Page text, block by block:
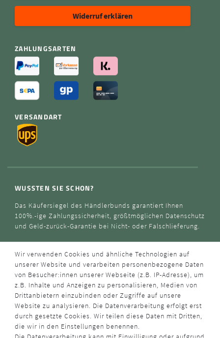
Widerruf erklären
ZAHLUNGSARTEN
VERSANDART
WUSSTEN SIE SCHON?
Das Käufersiegel des Händlerbunds garantiert Ihnen
100%.-ige Zahlungssicherheit, größtmöglichen Datenschutz
und Geld-zurück-Garantie bei Nicht- oder Falschlieferung.
Wir verwenden Cookies und ähnliche Technologien auf
unserer Website und verarbeiten personenbezogene Daten
von Besucher:innen unserer Webseite (z.B. IP-Adresse), um
z.B. Inhalte und Anzeigen zu personalisieren, Medien von
Drittanbietern einzubinden oder Zugriffe auf unsere
Website zu analysieren. Die Datenverarbeitung erfolgt erst
durch gesetzte Cookies. Wir teilen diese Daten mit Dritten,
die wir in den Einstellungen benennen.